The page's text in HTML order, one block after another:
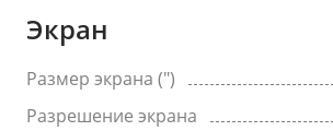
Экран
Размер экрана (")
Разрешение экрана